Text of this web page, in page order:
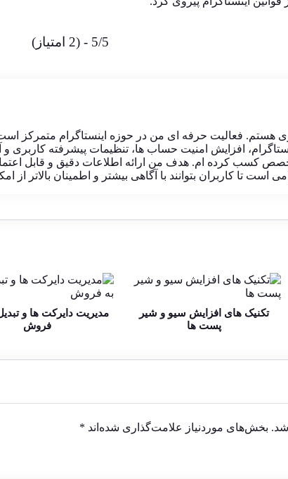
5/5 - (2 امتیاز)
هستم. فعالیت حرفه ای من در حوزه اینستاگرام متمرکز
افزایش امنیت حساب ها، تنظیمات پیشرفته کاربری و
تخصص کسب کرده ام. هدف من ارائه اطلاعات دقیق و قابل
است تا کاربران بتوانند با آگاهی بیشتر و اطمینان بالاتر از
تکنیک های افزایش سیو و شیر
پست ها
مدیریت دایرکت ها و
فروش
شد. بخش‌های موردنیاز علامت‌گذاری شده‌اند *